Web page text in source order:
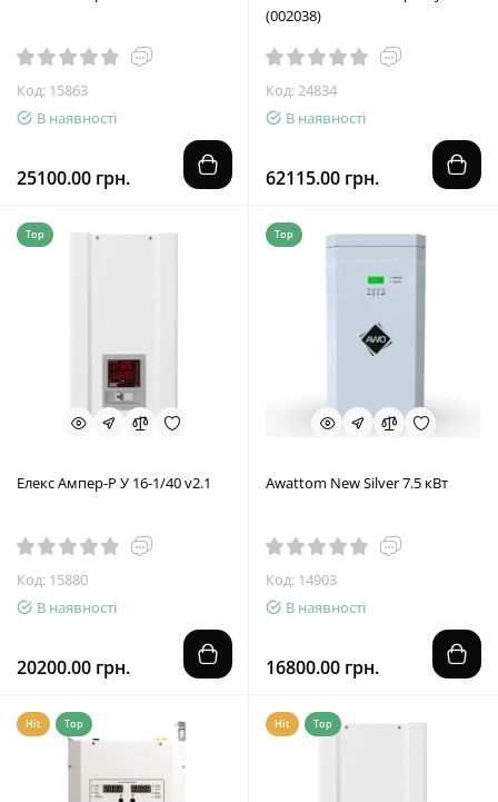
Код: 15863
В наявності
25100.00 грн.
(002038)
Код: 24834
В наявності
62115.00 грн.
Top
Елекс Ампер-Р У 16-1/40 v2.1
Код: 15880
В наявності
20200.00 грн.
Top
Awattom New Silver 7.5 кВт
Код: 14903
В наявності
16800.00 грн.
Hit Top Hit Top